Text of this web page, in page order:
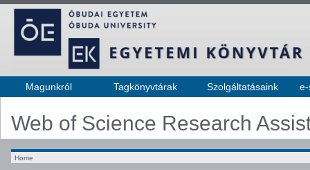
Magunkról Tagkönyvtárak Szolgáltatásaink
Web of Science Research
Home